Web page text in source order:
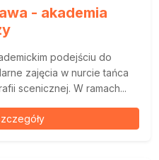
- akademia
podejściu do
zajęcia w nurcie tańca
scenicznej. W ramach...